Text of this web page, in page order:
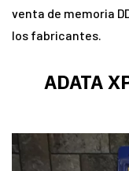
venta de memoria
los fabricantes.
ADATA